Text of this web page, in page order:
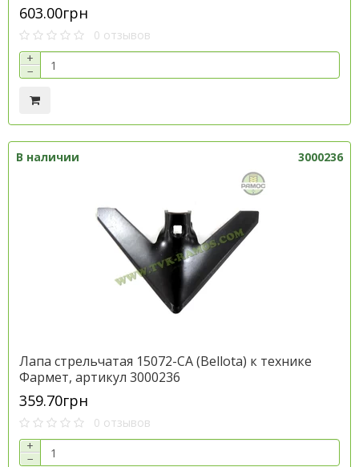
603.00грн
0 отзывов
+
−
В наличии 3000236
Лапа стрельчатая 15072-СА (Bellota) к технике
Фармет, артикул 3000236
359.70грн
0 отзывов
+
−